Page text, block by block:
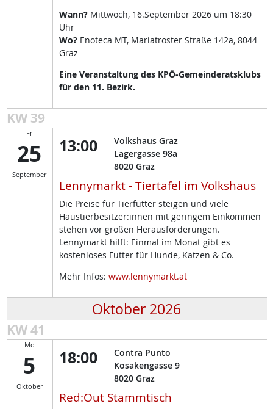
Wann?Mittwoch, 16.September 2026 um 18:30
Uhr
Wo?Enoteca MT, Mariatroster Straße 142a, 8044
Graz
Eine Veranstaltung des KPÖ-Gemeinderatsklubs
für den 11. Bezirk.
KW 39
Fr
25
September
13:00
Volkshaus Graz
Lagergasse 98a
8020 Graz
Lennymarkt - Tiertafel im Volkshaus
Die Preise für Tierfutter steigen und viele
Haustierbesitzer:innen mit geringem Einkommen
stehen vor großen Herausforderungen.
Lennymarkt hilft: Einmal im Monat gibt es
kostenloses Futter für Hunde, Katzen & Co.
Mehr Infos: www.lennymarkt.at
Oktober 2026
KW 41
Mo
5
Oktober
18:00
Contra Punto
Kosakengasse 9
8020 Graz
Red:Out Stammtisch